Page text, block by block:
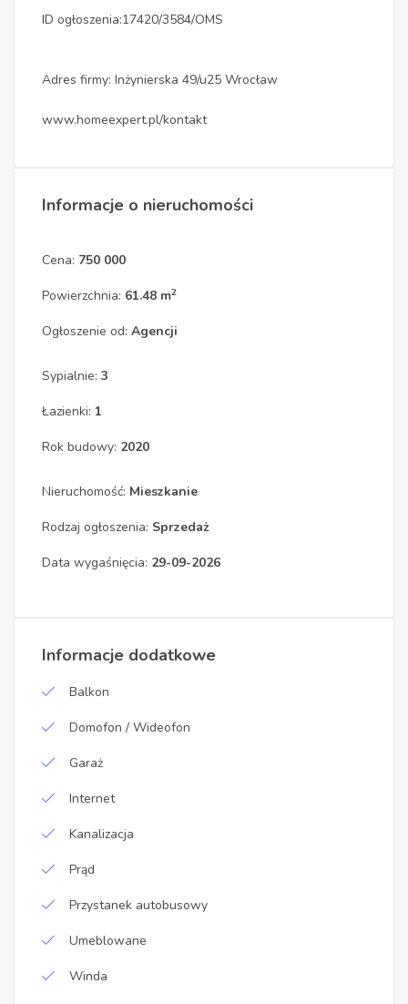
ID ogłoszenia:17420/3584/OMS
Adres firmy: Inżynierska 49/u25 Wrocław
www.homeexpert.pl/kontakt
Informacje o nieruchomości
Cena: 750 000
Powierzchnia: 61.48 m2
Ogłoszenie od: Agencji
Sypialnie: 3
Łazienki: 1
Rok budowy: 2020
Nieruchomość: Mieszkanie
Rodzaj ogłoszenia: Sprzedaż
Data wygaśnięcia: 29-09-2026
Informacje dodatkowe
Balkon
Domofon / Wideofon
Garaż
Internet
Kanalizacja
Prąd
Przystanek autobusowy
Umeblowane
Winda